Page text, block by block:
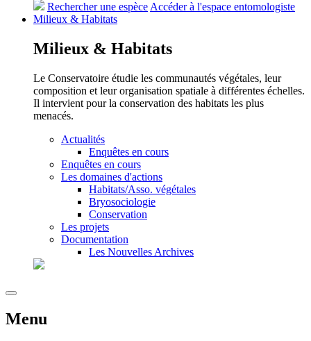
Rechercher une espèce Accéder à l'espace entomologiste
Milieux & Habitats
Milieux & Habitats
Le Conservatoire étudie les communautés végétales, leur
composition et leur organisation spatiale à différentes échelles.
Il intervient pour la conservation des habitats les plus
menacés.
Actualités
Enquêtes en cours
Enquêtes en cours
Les domaines d'actions
Habitats/Asso. végétales
Bryosociologie
Conservation
Les projets
Documentation
Les Nouvelles Archives
Menu